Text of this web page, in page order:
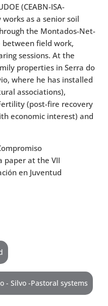
(CEABN-ISA-
as a senior soil
the Montados-Net-
field work,
sessions. At the
properties in Serra do
where he has installed
associations),
(post-fire recovery
economic interest) and
paper at the VII
en Juventud
- Silvo -Pastoral systems